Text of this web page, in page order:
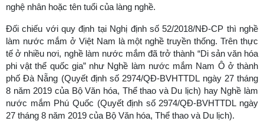
nghệ nhân hoặc tên tuổi của làng nghề.
Đối chiếu với quy định tại Nghị định số 52/2018/NĐ-CP thì nghề
làm nước mắm ở Việt Nam là một nghề truyền thống. Trên thực
tế ở nhiều nơi, nghề làm nước mắm đã trở thành “Di sản văn hóa
phi vật thể quốc gia” như Nghề làm nước mắm Nam Ô ở thành
phố Đà Nẵng (Quyết định số 2974/QĐ-BVHTTDL ngày 27 tháng
8 năm 2019 của Bộ Văn hóa, Thể thao và Du lịch) hay Nghề làm
nước mắm Phú Quốc (Quyết định số 2974/QĐ-BVHTTDL ngày
27 tháng 8 năm 2019 của Bộ Văn hóa, Thể thao và Du lịch).